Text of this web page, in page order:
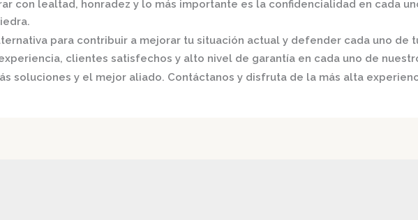
con lealtad, honradez y lo más importante es la confidencialidad en cada
para contribuir a mejorar tu situación actual y defender cada uno de
clientes satisfechos y alto nivel de garantía en cada uno de
soluciones y el mejor aliado. Contáctanos y disfruta de la más alta